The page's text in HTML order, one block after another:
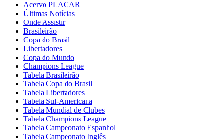
Acervo PLACAR
Últimas Notícias
Onde Assistir
Brasileirão
Copa do Brasil
Libertadores
Copa do Mundo
Champions League
Tabela Brasileirão
Tabela Copa do Brasil
Tabela Libertadores
Tabela Sul-Americana
Tabela Mundial de Clubes
Tabela Champions League
Tabela Campeonato Espanhol
Tabela Campeonato Inglês